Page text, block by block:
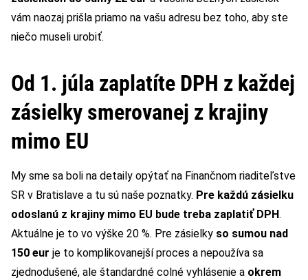
vám naozaj prišla priamo na vašu adresu bez toho, aby ste
niečo museli urobiť.
Od 1. júla zaplatíte DPH z každej
zásielky smerovanej z krajiny
mimo EU
My sme sa boli na detaily opýtať na Finančnom riaditeľstve
SR v Bratislave a tu sú naše poznatky. Pre každú zásielku
odoslanú z krajiny mimo EU bude treba zaplatiť DPH.
Aktuálne je to vo výške 20 %. Pre zásielky so sumou nad
150 eur je to komplikovanejší proces a nepoužíva sa
zjednodušené, ale štandardné colné vyhlásenie a okrem